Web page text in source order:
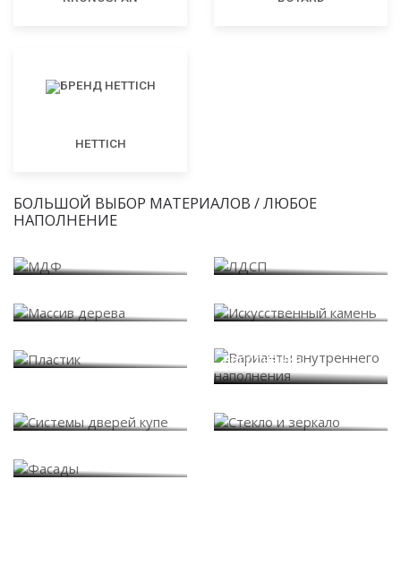
HETTICH
БОЛЬШОЙ ВЫБОР МАТЕРИАЛОВ / ЛЮБОЕ
НАПОЛНЕНИЕ
наполнения